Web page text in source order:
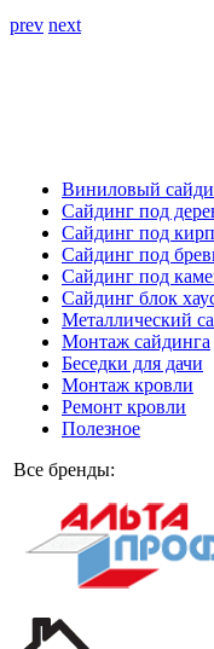
prev next
Виниловый
Сайдинг под
Сайдинг под
Сайдинг под
Сайдинг под
Cайдинг блок
Металлический
Монтаж сайдинга
Беседки для дачи
Монтаж кровли
Ремонт кровли
Полезное
Все бренды: